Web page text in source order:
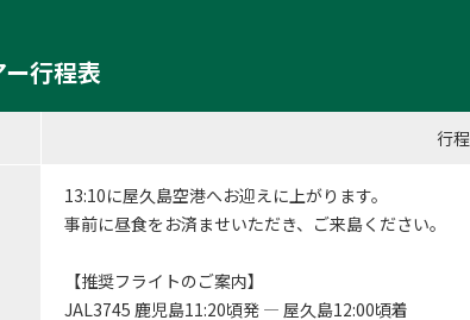
ー行程表
行程
13:10に屋久島空港へお迎えに上がります。
事前に昼食をお済ませいただき、ご来島ください。
【推奨フライトのご案内】
JAL3745 鹿児島11:20頃発 — 屋久島12:00頃着